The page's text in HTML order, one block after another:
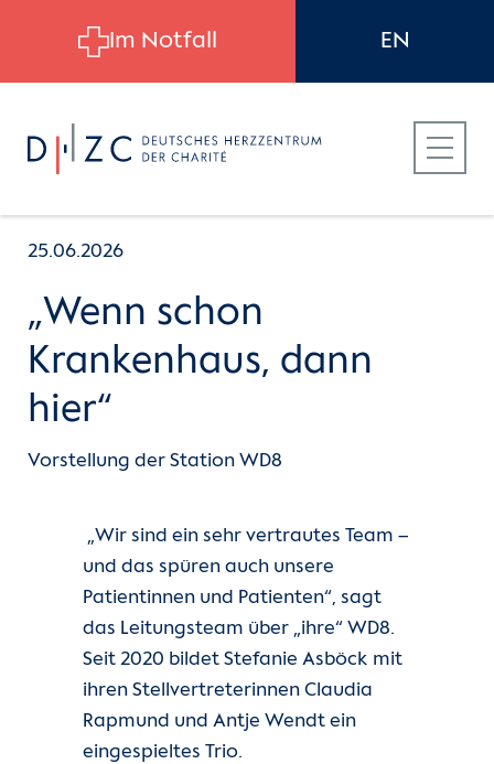
Für Patient:innen
Für Zuweiser:innen
Für Bewerber:innen
Unsere Kliniken
Einheiten
Für Patient:innen
25.06.2026
„Wenn schon
Krankenhaus, dann
hier“
Vorstellung der Station WD8
„Wir sind ein sehr vertrautes Team –
und das spüren auch unsere
Patientinnen und Patienten“, sagt
das Leitungsteam über „ihre“ WD8.
Seit 2020 bildet Stefanie Asböck mit
ihren Stellvertreterinnen Claudia
Rapmund und Antje Wendt ein
eingespieltes Trio.
Im Notfall EN